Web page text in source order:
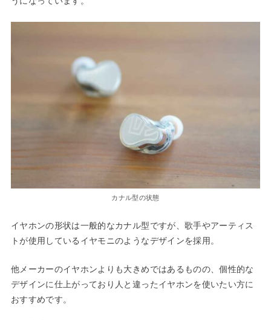
カナル型の状態
イヤホンの形状は一般的なカナル型ですが、歌手やアーティス
トが使用しているイヤモニのようなデザインを採用。
他メーカーのイヤホンよりも大きめではあるものの、個性的な
デザインに仕上がっており人と違ったイヤホンを使いたい方に
おすすめです。